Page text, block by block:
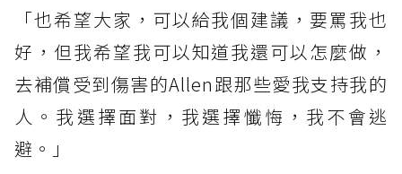
「也希望大家，可以給我個建議，要罵我也
好，但我希望我可以知道我還可以怎麼做，
去補償受到傷害的Allen跟那些愛我支持我的
人。我選擇面對，我選擇懺悔，我不會逃
避。」